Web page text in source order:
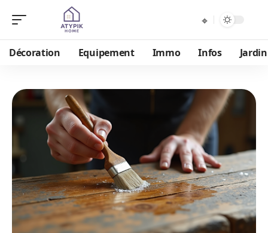
Décoration Equipement Immo Infos Jardin